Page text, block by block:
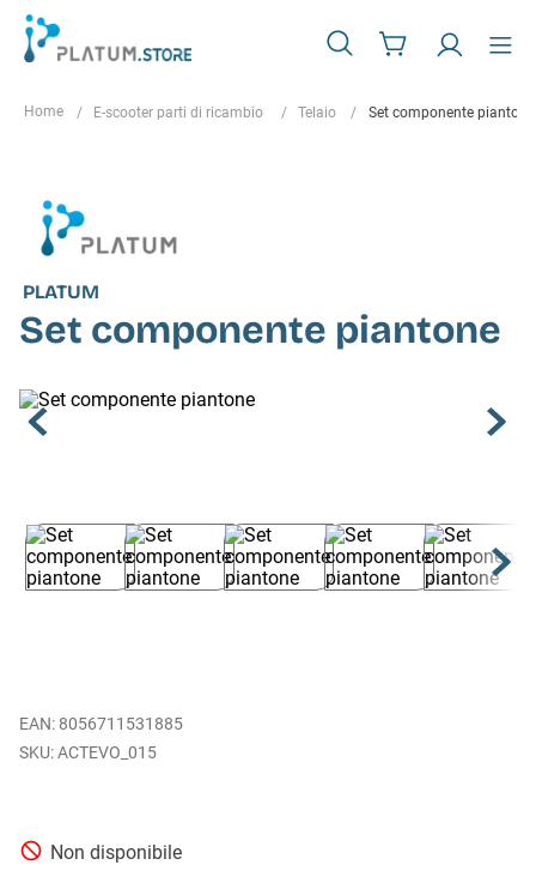
E-scooter parti di ricambio Telaio Set componente piantone
PLATUM
Set componente piantone
EAN: 8056711531885
ACTEVO_015
Non disponibile